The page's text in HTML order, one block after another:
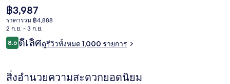
คลาส
สิก
ราคา
ปัจจุบัน
฿3,987
฿3,987
ราคารวม ฿4,888
2 ก.ย. - 3 ก.ย.
รีวิว
8.68.6 จาก 10
ดีเลิศดูรีวิวทั้งหมด 1,000 รายการ
สิ่งอำนวยความสะดวกยอดนิยม